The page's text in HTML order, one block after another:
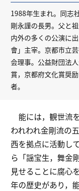
1988年生まれ。同志
剛永謹の長男。父と
内外の多くの公演に
會」主宰。京都市立
会理事。公益財団法
賞，京都府文化賞奨
者。
能には，観世流
われわれ金剛流の
西を拠点に活動し
ら「謡宝生，舞金
見せることに腐心
年の歴史があり，